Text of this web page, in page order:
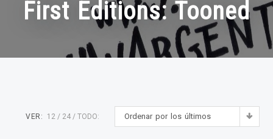
First Editions: Tooned
Ordenar por los últimos
VER: 12 24 TODO: